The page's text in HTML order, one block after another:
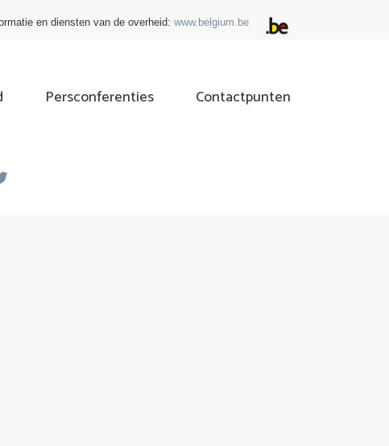
en diensten van de overheid: www.belgium.be
Persconferenties Contactpunten